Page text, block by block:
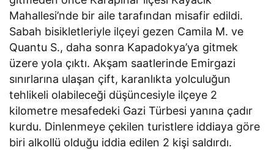
Mahallesi’nde bir aile tarafından misafir edildi.
Sabah bisikletleriyle ilçeyi gezen Camila M. ve
Quantu S., daha sonra Kapadokya’ya gitmek
üzere yola çıktı. Akşam saatlerinde Emirgazi
sınırlarına ulaşan çift, karanlıkta yolculuğun
tehlikeli olabileceği düşüncesiyle ilçeye 2
kilometre mesafedeki Gazi Türbesi yanına çadır
kurdu. Dinlenmeye çekilen turistlere iddiaya göre
biri alkollü olduğu iddia edilen 2 kişi saldırdı.